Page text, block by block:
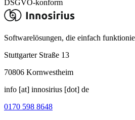
DSGVO-konform
Softwarelösungen, die einfach
Stuttgarter Straße 13
70806 Kornwestheim
info [at] innosirius [dot] de
0170 598 8648